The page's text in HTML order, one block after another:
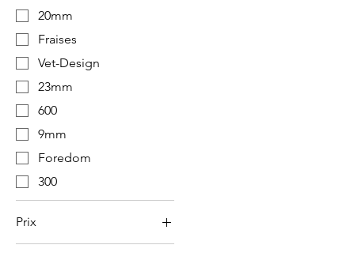
20mm
Fraises
Vet-Design
23mm
600
9mm
Foredom
300
Prix